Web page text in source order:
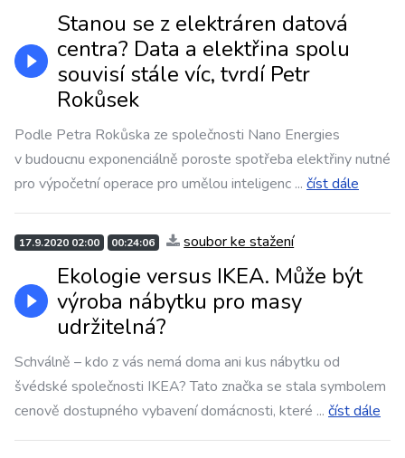
Stanou se z elektráren datová
centra? Data a elektřina spolu
souvisí stále víc, tvrdí Petr
Rokůsek
Podle Petra Rokůska ze společnosti Nano Energies
v budoucnu exponenciálně poroste spotřeba elektřiny nutné
pro výpočetní operace pro umělou inteligenc ... číst dále
17.9.2020 02:00 00:24:06 soubor ke stažení
Ekologie versus IKEA. Může být
výroba nábytku pro masy
udržitelná?
Schválně – kdo z vás nemá doma ani kus nábytku od
švédské společnosti IKEA? Tato značka se stala symbolem
cenově dostupného vybavení domácnosti, které ... číst dále